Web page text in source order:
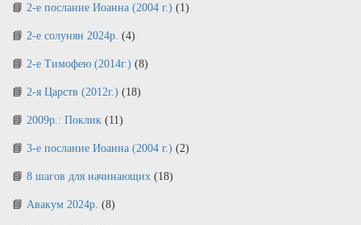
2-е послание Иоанна (2004 г.) (1)
2-е солунян 2024р. (4)
2-е Тимофею (2014г.) (8)
2-я Царств (2012г.) (18)
2009р.: Поклик (11)
3-е послание Иоанна (2004 г.) (2)
8 шагов для начинающих (18)
Авакум 2024р. (8)